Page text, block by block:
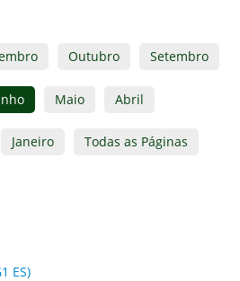
Outubro Setembro
Maio Abril
Janeiro Todas as Páginas
ES)